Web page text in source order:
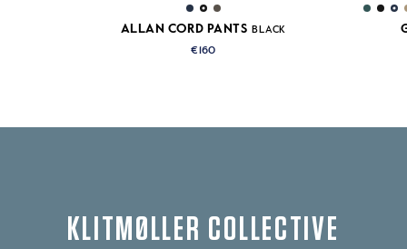
ALLAN CORD PANTS BLACK
€160
KLITMØLLER COLLECTIVE